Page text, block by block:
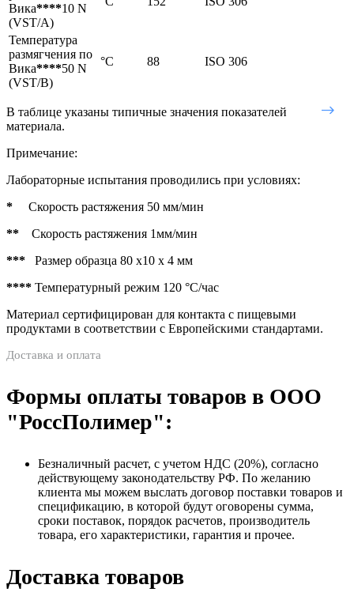
Вика****10 N
(VST/A)
Температура
размягчения по
Вика****50 N
(VST/В)
°C 88 ISO 306
В таблице указаны типичные значения показателей
материала.
Примечание:
Лабораторные испытания проводились при условиях:
*
Cкорость растяжения 50 мм/мин
**
Скорость растяжения 1мм/мин
***
Размер образца 80 х10 х 4 мм
**** Температурный режим 120 °C/час
Материал сертифицирован для контакта с пищевыми
продуктами в соответствии с Европейскими стандартами.
Доставка и оплата
Формы оплаты товаров в ООО
"РоссПолимер":
Безналичный расчет, с учетом НДС (20%), согласно
действующему законодательству РФ. По желанию
клиента мы можем выслать договор поставки товаров и
спецификацию, в которой будут оговорены сумма,
сроки поставок, порядок расчетов, производитель
товара, его характеристики, гарантия и прочее.
Доставка товаров